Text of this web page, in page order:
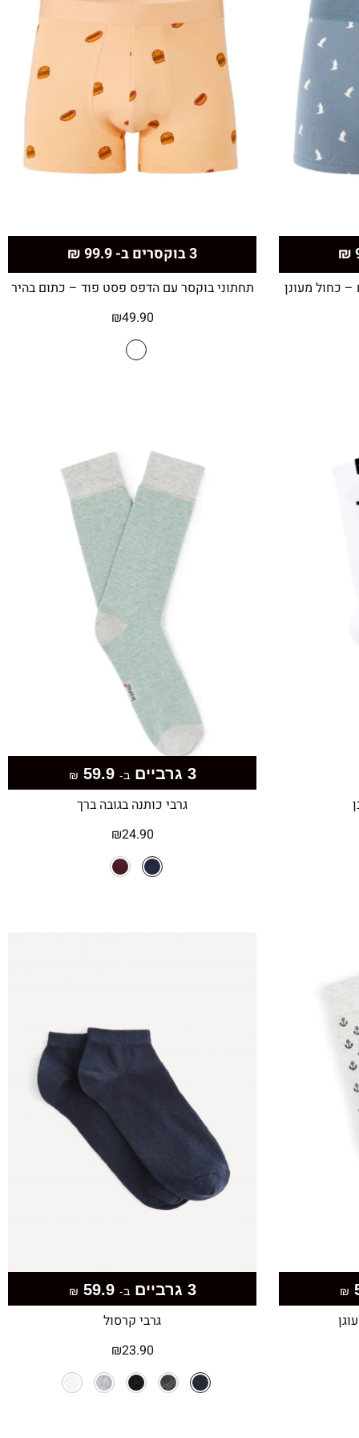
כחול מעונן
3 בוקסרים ב- 99.9 ₪
תחתוני בוקסר עם הדפס פסט פוד – כתום בהיר
₪49.90
3 גרביים ב- 59.9
₪
גרבי כותנה בגובה ברך
₪24.90
₪ 3 גרביים ב- 59.9
₪
גרבי קרסול
₪23.90